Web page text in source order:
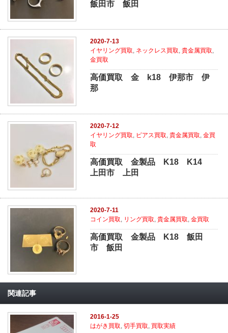
飯田市 飯田
2020-7-13
イヤリング買取, ネックレス買取,貴金属買取,
金買取
高価買取 金 k18 伊那市 伊
那
2020-7-12
イヤリング買取
ピアス買取 ,貴金属買取 ,金買
取
高価買取 金製品 K18 K14
上田市 上田
2020-7-11
コイン買取, リング買取,貴金属買取,金買取
高価買取 金製品 K18 飯田
市 飯田
関連記事
2016-1-25
はがき買取,切手買取, 買取実績